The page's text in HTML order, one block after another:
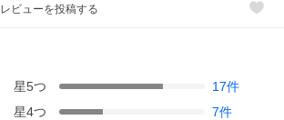
レビューを投稿する
星5つ 17件
星4つ 7件